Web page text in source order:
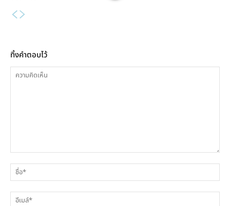
ทิ้งคำตอบไว้
คิด
เห็น